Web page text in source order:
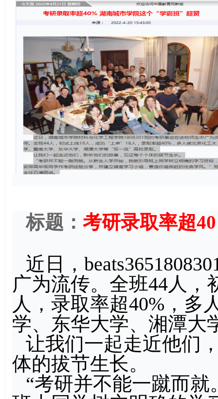
标题： 考研录取率超
近日，
广为流传。全班44人，
人，录取率超40%，多
学、东华大学、湘潭大
让我们一起走近他们
体的拔节生长。
“考研并不能一蹴而